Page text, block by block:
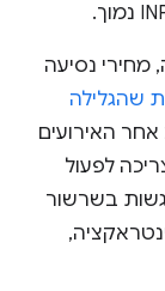
מחירי נסיעה
שהגלילה
האירועים
לפעול
בשרשור